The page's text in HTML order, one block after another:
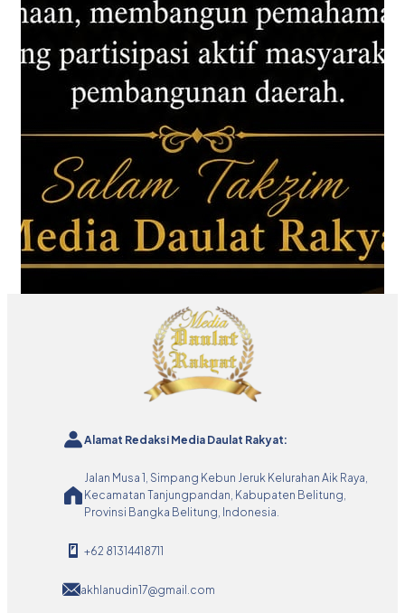
Alamat Redaksi Media Daulat Rakyat:
Jalan Musa 1, Simpang Kebun Jeruk Kelurahan Aik Raya,
Kecamatan Tanjungpandan, Kabupaten Belitung,
Provinsi Bangka Belitung, Indonesia.
+62 81314418711
akhlanudin17@gmail.com